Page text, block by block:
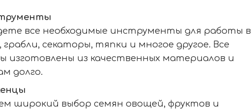
все необходимые инструменты для работы в
грабли, секаторы, тяпки и многое другое. Все
изготовлены из качественных материалов и
долго.
широкий выбор семян овощей, фруктов и